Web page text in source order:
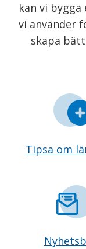
kan vi
vi använder
skapa
Tipsa om